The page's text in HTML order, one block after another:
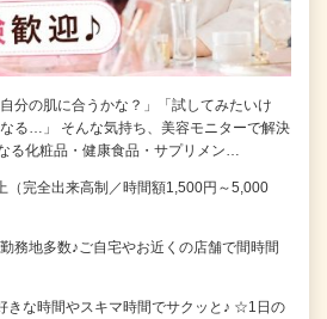
自分の肌に合うかな？」「試してみたいけ
る…」 そんな気持ち、美容モニターで解決
る化粧品・健康食品・サプリメン…
（完全出来高制／時間額1,500円～5,000
地多数♪ご自宅やお近くの店舗で間時間
きな時間やスキマ時間でサクッと♪ ☆1日の